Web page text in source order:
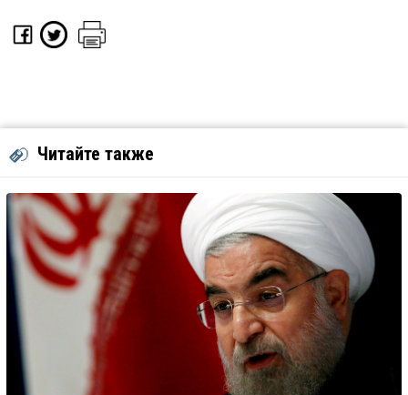
Читайте также